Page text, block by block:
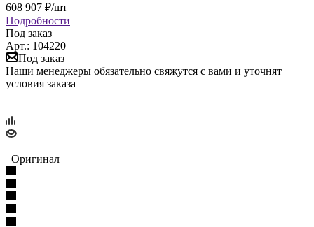
608 907 ₽/шт
Подробности
Под заказ
Арт.: 104220
Под заказ
Наши менеджеры обязательно свяжутся с вами и уточнят
условия заказа
Оригинал